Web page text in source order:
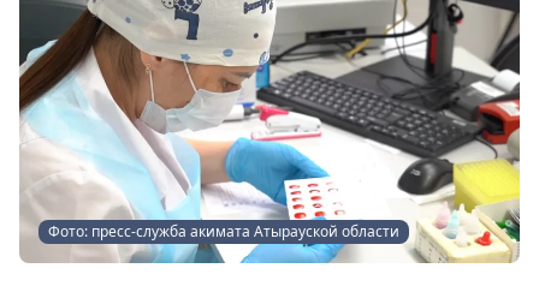
Фото: пресс-служба акимата Атырауской области